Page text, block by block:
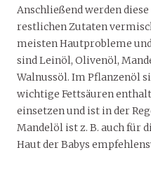
Anschließend werden
restlichen Zutaten
meisten Hautprobleme
sind Leinöl, Olivenöl,
Walnussöl. Im Pflanzenöl
wichtige Fettsäuren
einsetzen und ist in der
Mandelöl ist z. B. auch für
Haut der Babys